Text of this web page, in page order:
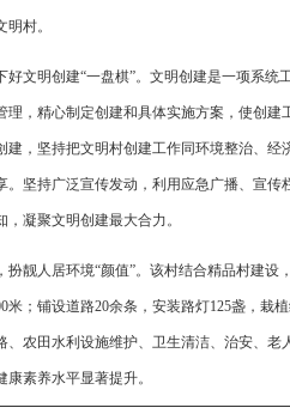
村。
好文明创建“一盘棋”。文明创建是一项系
理，精心制定创建和具体实施方案，使创
建，坚持把文明村创建工作同环境整治、
。坚持广泛宣传发动，利用应急广播、宣
，凝聚文明创建最大合力。
扮靓人居环境“颜值”。该村结合精品村建
米；铺设道路20余条，安装路灯125盏，栽
、农田水利设施维护、卫生清洁、治安、
素养水平显著提升。